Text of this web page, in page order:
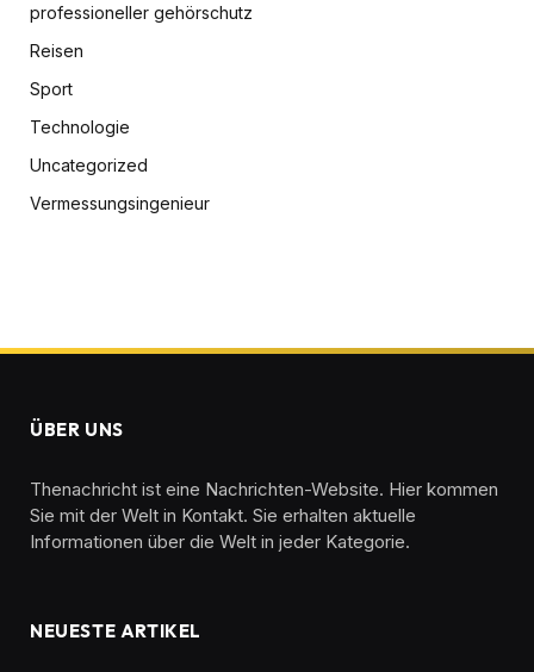
professioneller gehörschutz
Reisen
Sport
Technologie
Uncategorized
Vermessungsingenieur
ÜBER UNS
Thenachricht ist eine Nachrichten-Website. Hier kommen
Sie mit der Welt in Kontakt. Sie erhalten aktuelle
Informationen über die Welt in jeder Kategorie.
NEUESTE ARTIKEL